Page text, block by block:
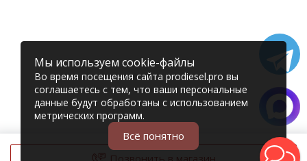
Мы используем cookie-файлы
Во время посещения сайта prodiesel.pro вы
соглашаетесь с тем, что ваши персональные
данные будут обработаны с использованием
метрических программ.
Всё понятно